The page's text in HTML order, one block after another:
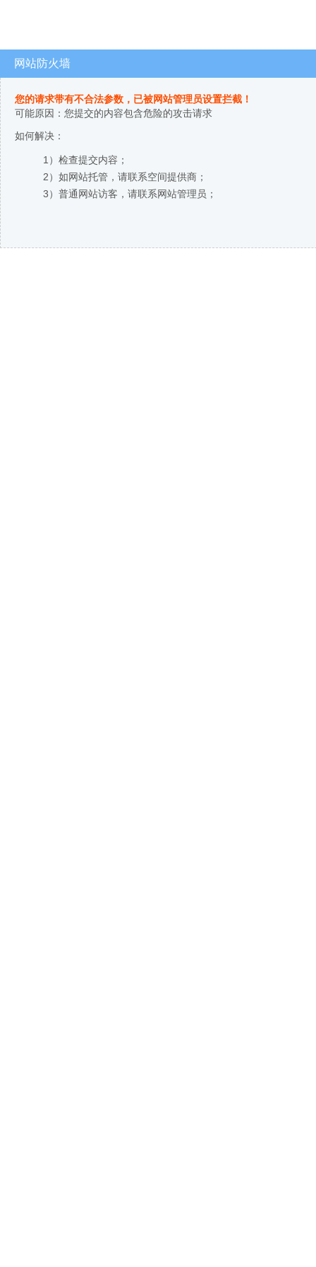
网站防火墙
您的请求带有不合法参数，已被网站管理员设置拦截！
可能原因：您提交的内容包含危险的攻击请求
如何解决：
1）检查提交内容；
2）如网站托管，请联系空间提供商；
3）普通网站访客，请联系网站管理员；